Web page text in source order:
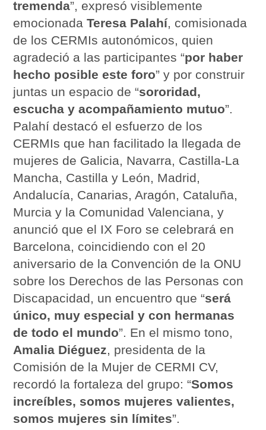
tremenda”, expresó visiblemente
emocionadaTeresa Palahí, comisionada
de los CERMIs autonómicos, quien
agradeció a las participantes “por haber
hecho posible este foro” y por construir
juntas un espacio de “sororidad,
escucha y acompañamiento mutuo”.
Palahí destacó el esfuerzo de los
CERMIs que han facilitado la llegada de
mujeres de Galicia, Navarra, Castilla-La
Mancha, Castilla y León, Madrid,
Andalucía, Canarias, Aragón, Cataluña,
Murcia y la Comunidad Valenciana, y
anunció que el IX Foro se celebrará en
Barcelona, coincidiendo con el 20
aniversario de la Convención de la ONU
sobre los Derechos de las Personas con
Discapacidad, un encuentro que “será
único, muy especial y con hermanas
de todo el mundo”. En el mismo tono,
Amalia Diéguez, presidenta de la
Comisión de la Mujer de CERMI CV,
recordó la fortaleza del grupo: “Somos
increíbles, somos mujeres valientes,
somos mujeres sin límites”.